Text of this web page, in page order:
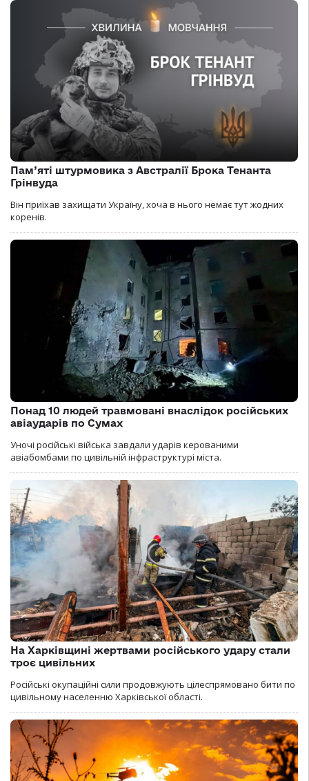
Пам’яті штурмовика з Австралії Брока Тенанта
Грінвуда
Він приїхав захищати Україну, хоча в нього немає тут жодних
коренів.
Понад 10 людей травмовані внаслідок російських
авіаударів по Сумах
Уночі російські війська завдали ударів керованими
авіабомбами по цивільній інфраструктурі міста.
На Харківщині жертвами російського удару стали
троє цивільних
Російські окупаційні сили продовжують цілеспрямовано бити по
цивільному населенню Харківської області.